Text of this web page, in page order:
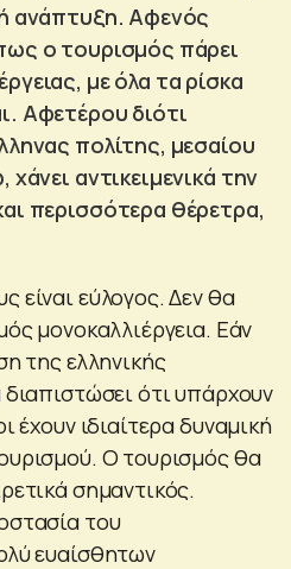
ανάπτυξη. Αφενός
ο τουρισμός πάρει
με όλα τα ρίσκα
Αφετέρου διότι
πολίτης, μεσαίου
αντικειμενικά την
περισσότερα θέρετρα,
είναι εύλογος. Δεν θα
μονοκαλλιέργεια. Εάν
της ελληνικής
ότι υπάρχουν
έχουν ιδιαίτερα δυναμική
Ο τουρισμός θα
σημαντικός.
του
ευαίσθητων